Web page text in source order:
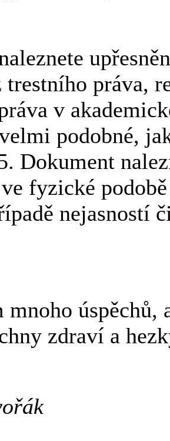
trestního práva,
v
podobné,
Dokument
fyzické
nejasností
mnoho úspěchů,
zdraví a